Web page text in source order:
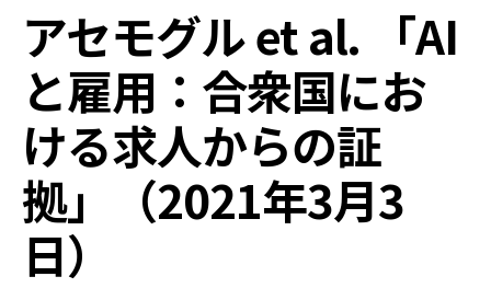
アセモグル et al. 「AI
と雇用：合衆国にお
ける求人からの証
拠」（2021年3月3
日）